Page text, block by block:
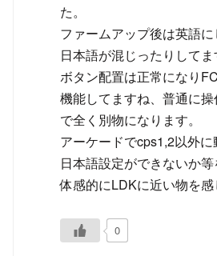
た。
ファームアップ後は英語
日本語が混じったりして
ボタン配置は正常になり
機能してますね、普通に
で全く別物になります。
アーケードでcps1,2以外
日本語設定ができないか
体感的にLDKに近い物を感
0